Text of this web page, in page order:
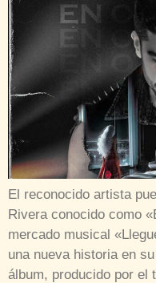
El reconocido artista
Rivera conocido como
mercado musical
una nueva historia
álbum, producido por el